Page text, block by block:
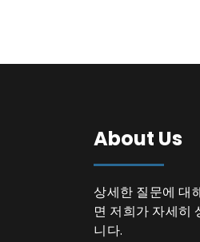
About Us
상세한 질문에 대
면 저희가 자세히
니다.